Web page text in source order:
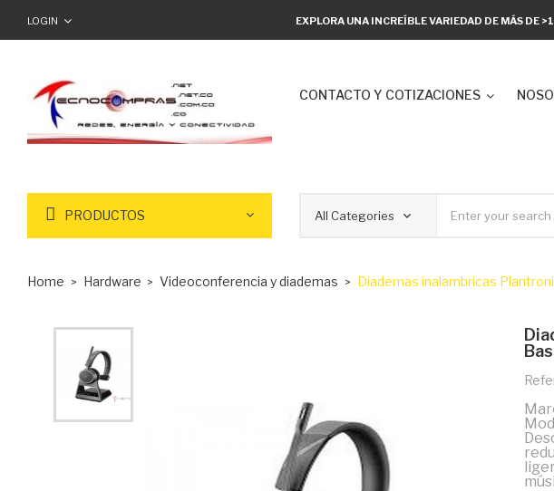
EXPLORA UNA INCREÍBLE VARIEDAD DE MÁS DE
LOGIN
CONTACTO Y COTIZACIONES
PRODUCTOS
Home Hardware Videoconferencia y diademas Diademas inalambricas